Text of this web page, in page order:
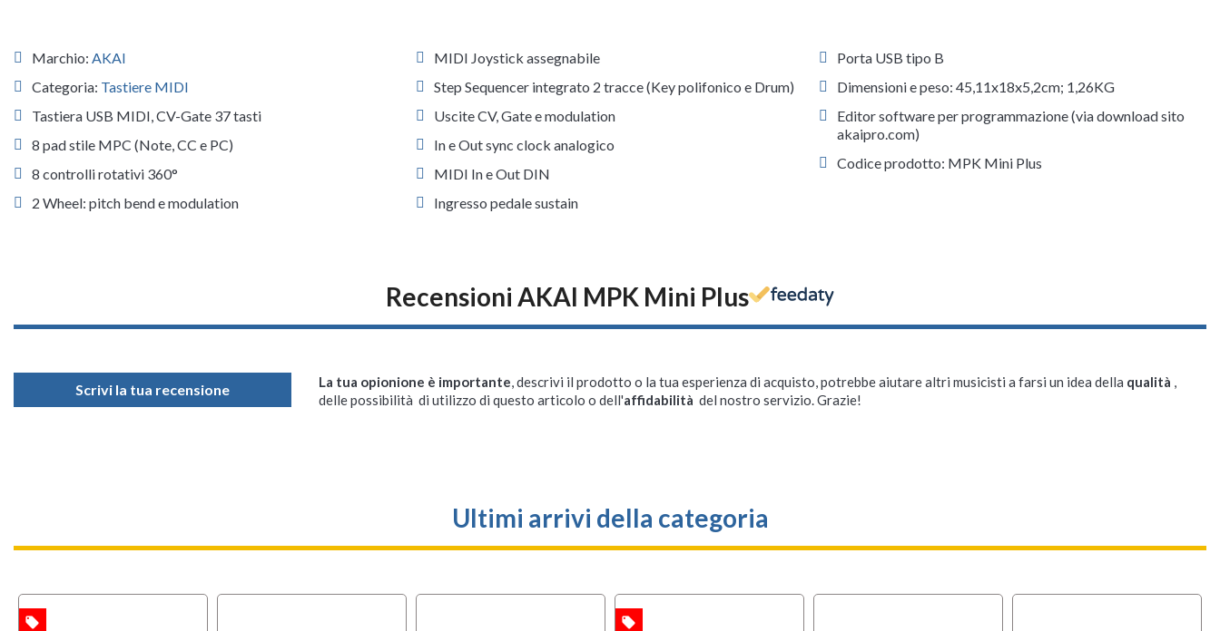
Marchio: AKAI
Categoria: Tastiere MIDI
Tastiera USB MIDI, CV-Gate 37 tasti
8 pad stile MPC (Note, CC e PC)
8 controlli rotativi 360°
2 Wheel: pitch bend e modulation
MIDI Joystick assegnabile
Step Sequencer integrato 2 tracce (Key polifonico e Drum)
Uscite CV, Gate e modulation
In e Out sync clock analogico
MIDI In e Out DIN
Ingresso pedale sustain
Porta USB tipo B
Dimensioni e peso: 45,11x18x5,2cm; 1,26KG
Editor software per programmazione (via download sito
akaipro.com)
Codice prodotto: MPK Mini Plus
Recensioni AKAI MPK Mini Plus
Scrivi la tua recensione La tua opionione è importante, descrivi il prodotto o la tua esperienza di acquisto, potrebbe aiutare altri musicisti a farsi un idea della qualità ,
delle possibilità di utilizzo di questo articolo o dell'affidabilità del nostro servizio. Grazie!
Ultimi arrivi della categoria
local_offer local_offer